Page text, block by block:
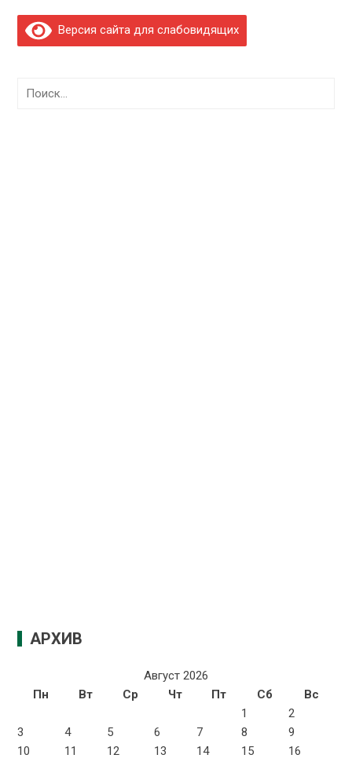
Версия сайта для слабовидящих
Найти:
АРХИВ
Август 2026
Пн
Вт Ср Чт Пт Сб
Вс
1
2
3
4 5 6 7 8
9
10
11 12 13 14 15
16